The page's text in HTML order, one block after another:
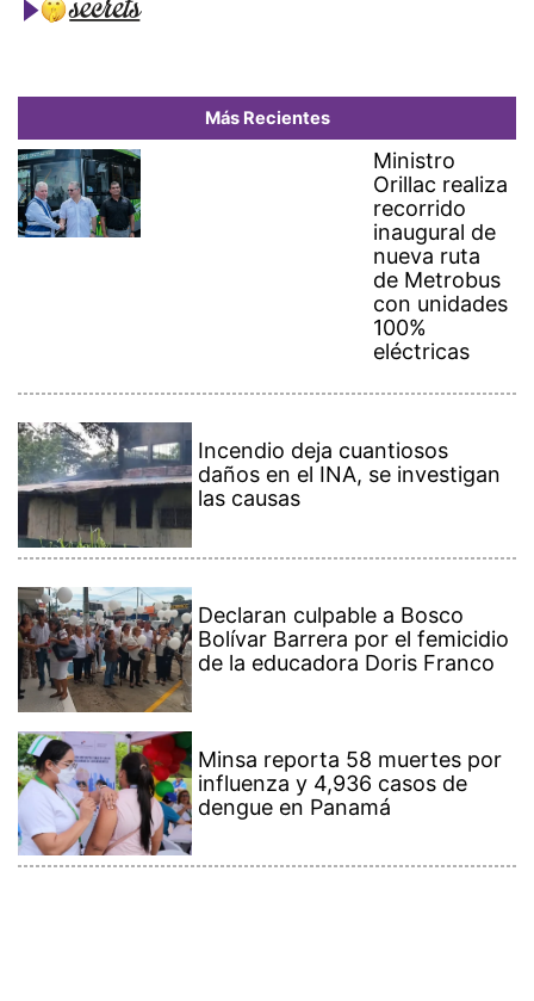
Más Recientes
Ministro
Orillac realiza
recorrido
inaugural de
nueva ruta
de Metrobus
con unidades
100%
eléctricas
daños en el INA, se investigan
las causas
Bolívar Barrera por el femicidio
de la educadora Doris Franco
influenza y 4,936 casos de
dengue en Panamá